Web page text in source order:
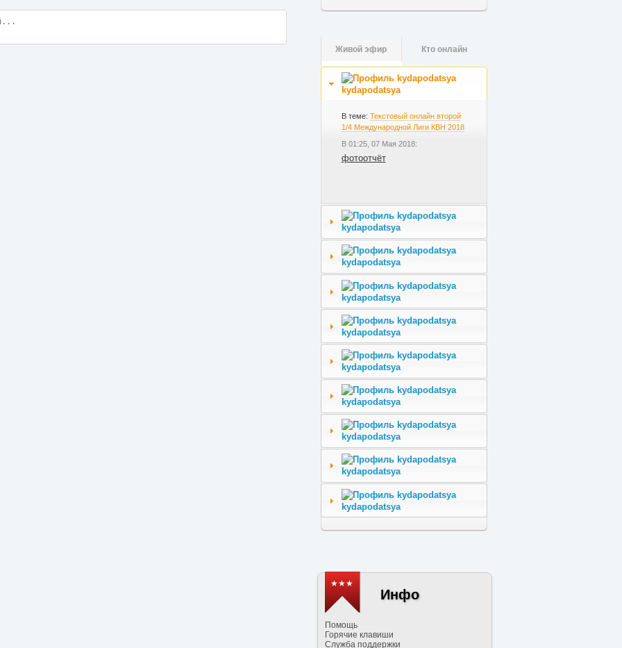
Живой эфир Кто онлайн
kydapodatsya
В теме: Текстовый онлайн второй
1/4 Международной Лиги КВН 2018
В 01:25, 07 Мая 2018:
фотоотчёт
kydapodatsya
kydapodatsya
kydapodatsya
kydapodatsya
kydapodatsya
kydapodatsya
kydapodatsya
kydapodatsya
kydapodatsya
★★★
Инфо
Помощь
Горячие клавиши
Служба поддержки